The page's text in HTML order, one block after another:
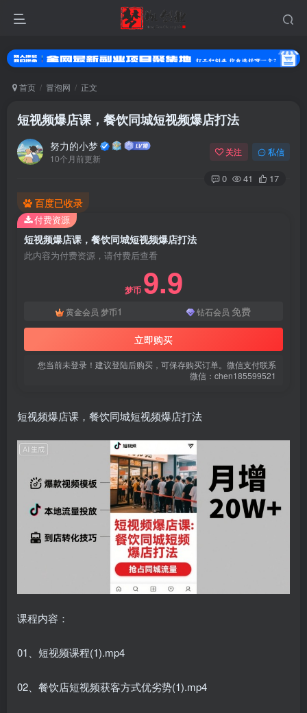
首页 冒泡网 正文
短视频爆店课，餐饮同城短视频爆店打法
努力的小梦
10个月前更新
关注 私信
0 41 17
百度已收录
短视频爆店课，餐饮同城短视频爆店打法
此内容为付费资源，请付费后查看
梦币 9.9
黄金会员 梦币1 钻石会员 免费
立即购买
您当前未登录！建议登陆后购买，可保存购买订单。微信支付联系
微信：chen185599521
付费资源
短视频爆店课，餐饮同城短视频爆店打法
课程内容：
01、短视频课程(1).mp4
02、餐饮店短视频获客方式优劣势(1).mp4
登录
没有账号？立即注册
登录密码
找回密码
使用社交账号登录即表示同意用户协议